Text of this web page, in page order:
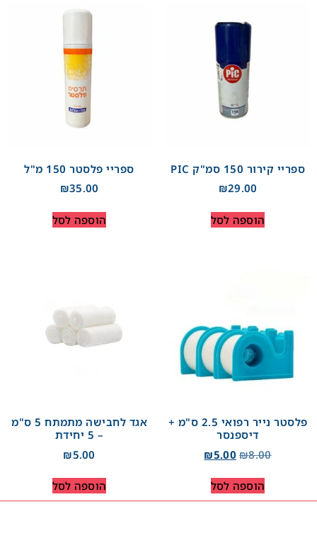
ספריי קירור 150 סמ"ק PIC
₪29.00
הוספה לסל
ספריי פלסטר 150 מ"ל
₪35.00
הוספה לסל
פלסטר נייר רפואי 2.5 ס"מ +
דיספנסר
₪8.00
₪5.00
הוספה לסל
אגד לחבישה מתמתח 5 ס"מ
– 5 יחידת
₪5.00
הוספה לסל